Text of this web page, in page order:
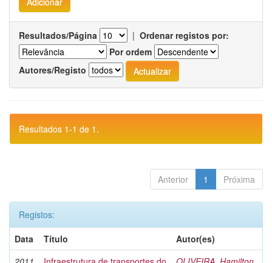
Resultados/Página | Ordenar registos por:
Por ordem
Autores/Registo
Resultados 1-1 de 1.
Anterior 1 Próxima
Registos:
Data
Título
Autor(es)